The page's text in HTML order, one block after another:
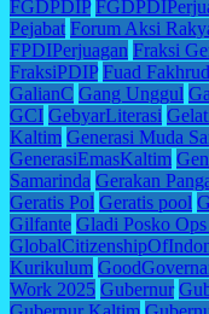
FGDPDIP
Pejabat Forum Aksi
FPDIPerjuagan Fraksi
FraksiPDIP Fuad
GalianC Gang Unggul
GCI GebyarLiterasi
Kaltim Generasi Muda
GenerasiEmasKaltim
Samarinda Gerakan
Geratis Pol Geratis pool
Gilfante Gladi Posko
Kurikulum
Work 2025 Gubernur